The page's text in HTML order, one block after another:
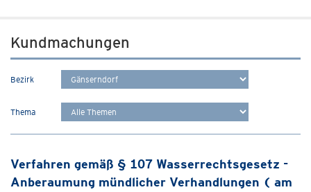
Kundmachungen
Bezirk
Thema
Verfahren gemäß § 107 Wasserrechtsgesetz -
Anberaumung mündlicher Verhandlungen ( am